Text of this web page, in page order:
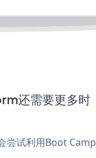
还需要更多时
尝试利用Boot Camp